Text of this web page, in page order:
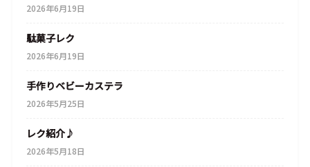
2026年6月19日
駄菓子レク
2026年6月19日
手作りベビーカステラ
2026年5月25日
レク紹介♪
2026年5月18日